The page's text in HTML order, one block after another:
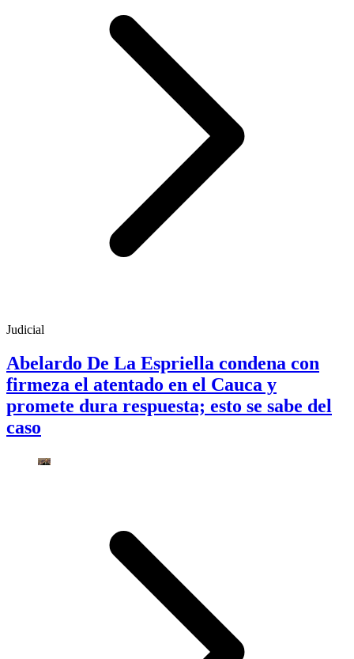
Judicial
Abelardo De La Espriella condena con
firmeza el atentado en el Cauca y
promete dura respuesta; esto se sabe del
caso